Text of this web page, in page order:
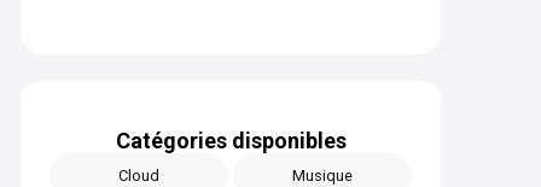
Catégories disponibles
Cloud Musique